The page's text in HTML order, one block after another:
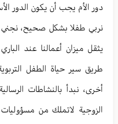
دور الأم يجب أن يكون الدور
نربي طفلا بشكل صحيح، نجني
يثقل ميزان أعمالنا عند
طريق سير حياة الطفل
أخرى، نبدأ بالنشاطات
الزوجية لاتملك من